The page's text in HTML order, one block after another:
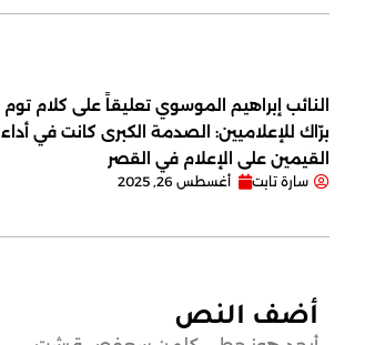
النائب إبراهيم الموسوي تعليقاً على كلام توم
برّاك للإعلاميين: الصدمة الكبرى كانت في أداء
القيمين على ‏الإعلام في القصر
سارة تابت أغسطس 26, 2025
أضف النص